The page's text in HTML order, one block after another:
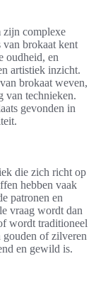
zijn complexe
brokaat kent
oudheid, en
artistiek inzicht.
brokaat weven,
van technieken.
gevonden in
die zich richt op
hebben vaak
patronen en
vraag wordt dan
wordt traditioneel
gouden of zilveren
en gewild is.